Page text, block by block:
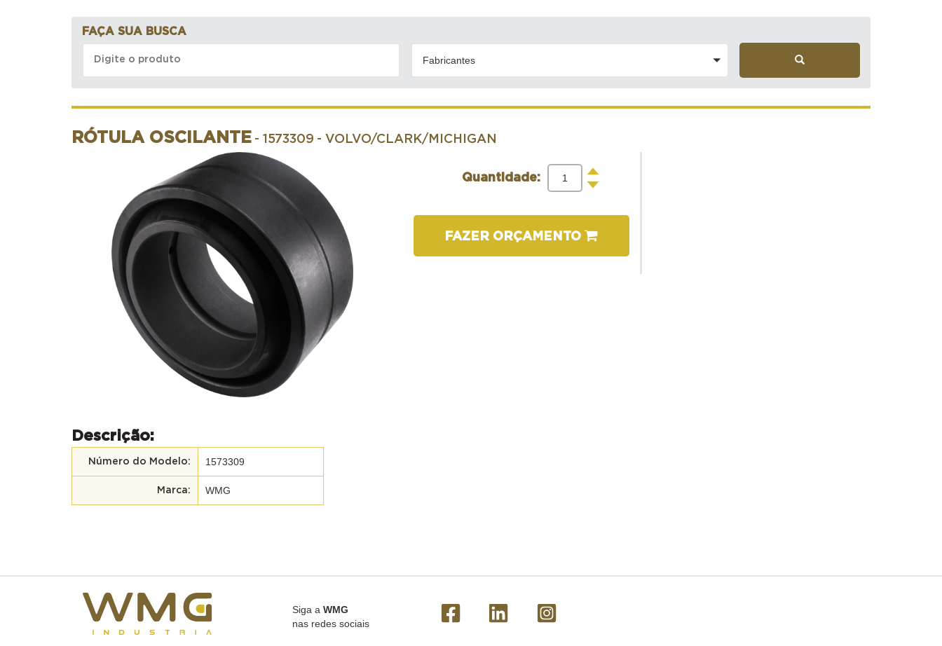
FAÇA SUA BUSCA
Fabricantes
RÓTULA OSCILANTE - 1573309 - VOLVO/CLARK/MICHIGAN
Quantidade:
+
-
FAZER ORÇAMENTO
Descrição:
Número do Modelo: 1573309
Marca: WMG
Siga a WMG
nas redes sociais